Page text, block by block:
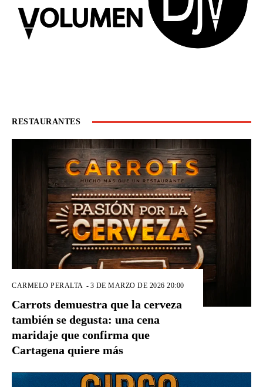
RESTAURANTES
CARMELO PERALTA - 3 DE MARZO DE 2026 20:00
Carrots demuestra que la cerveza
también se degusta: una cena
maridaje que confirma que
Cartagena quiere más